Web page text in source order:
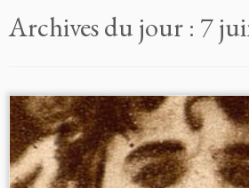
Archives du jour : 7